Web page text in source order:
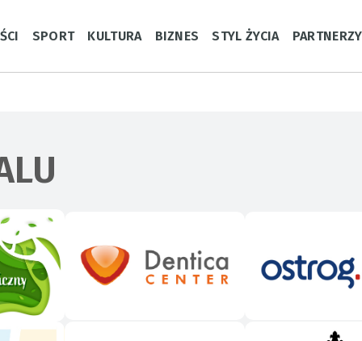
SPORT KULTURA BIZNES STYL ŻYCIA PARTNERZY